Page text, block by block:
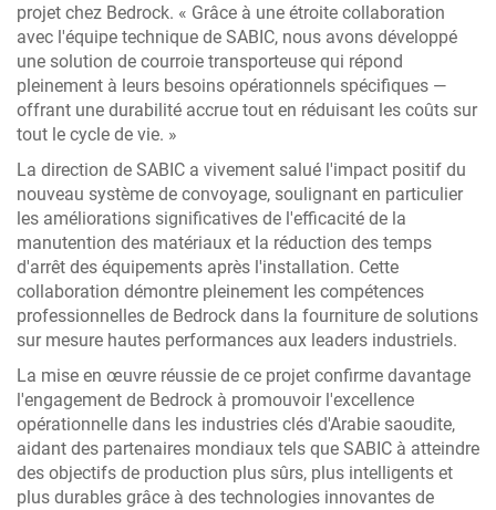
projet chez Bedrock. « Grâce à une étroite collaboration
avec l'équipe technique de SABIC, nous avons développé
une solution de courroie transporteuse qui répond
pleinement à leurs besoins opérationnels spécifiques —
offrant une durabilité accrue tout en réduisant les coûts sur
tout le cycle de vie. »
La direction de SABIC a vivement salué l'impact positif du
nouveau système de convoyage, soulignant en particulier
les améliorations significatives de l'efficacité de la
manutention des matériaux et la réduction des temps
d'arrêt des équipements après l'installation. Cette
collaboration démontre pleinement les compétences
professionnelles de Bedrock dans la fourniture de solutions
sur mesure hautes performances aux leaders industriels.
La mise en œuvre réussie de ce projet confirme davantage
l'engagement de Bedrock à promouvoir l'excellence
opérationnelle dans les industries clés d'Arabie saoudite,
aidant des partenaires mondiaux tels que SABIC à atteindre
des objectifs de production plus sûrs, plus intelligents et
plus durables grâce à des technologies innovantes de